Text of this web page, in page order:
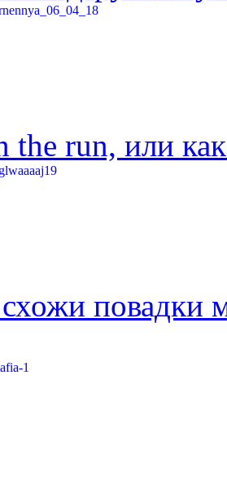
the run, или
повадки